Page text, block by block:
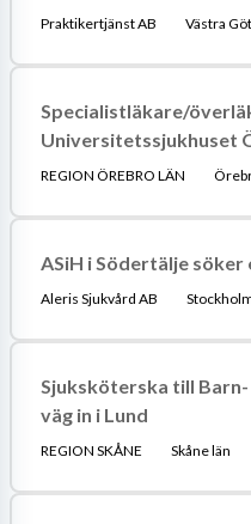
Praktikertjänst AB Västra
Specialistläkare/
Universitetssjukhuset
REGION ÖREBRO LÄN
ASiH i Södertälje
Aleris Sjukvård AB
Sjuksköterska till
väg in i Lund
REGION SKÅNE Skåne län